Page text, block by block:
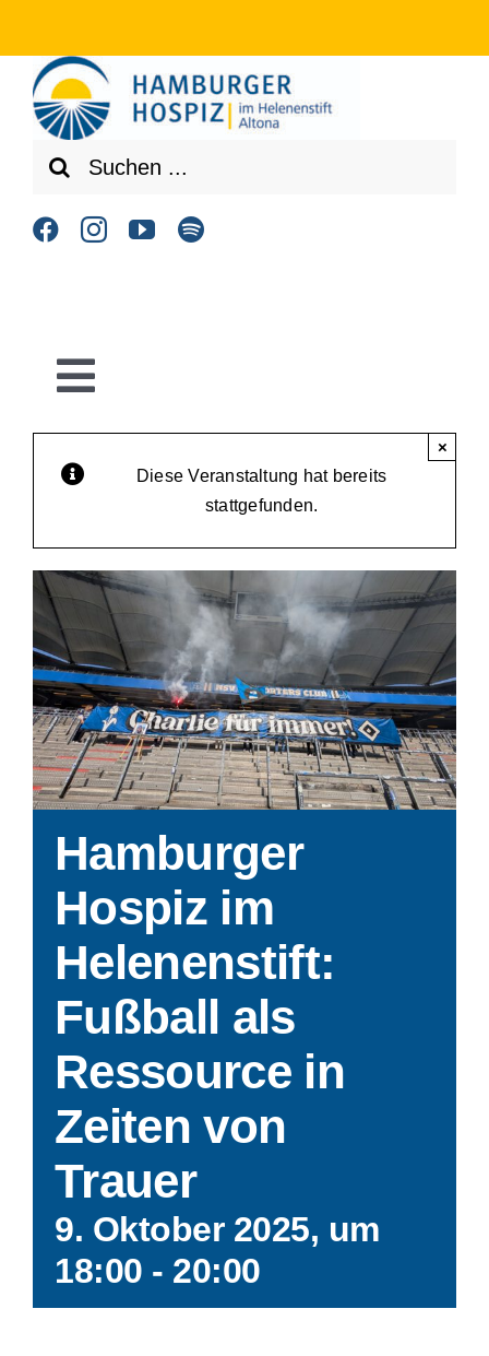
springen
Suche
nach:
Toggle
Navigation
Ambulanter Hospizberatungsdienst
Trauerarbeit
Engagement
Veranstaltungen
Stiftung Hamburger Hospiz
Aktuelles
Leichte Sprache
Stellenangebote und Praktika
Downloads
Diese Veranstaltung hat bereits
stattgefunden.
×
Hamburger
Hospiz im
Helenenstift:
Fußball als
Ressource in
Zeiten von
Trauer
9. Oktober 2025, um
18:00 - 20:00